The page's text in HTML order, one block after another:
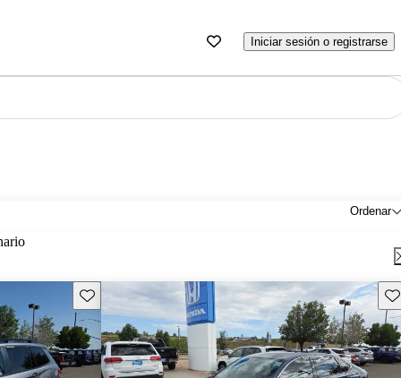
Iniciar sesión o registrarse
Ordenar
Guarda este Aviso